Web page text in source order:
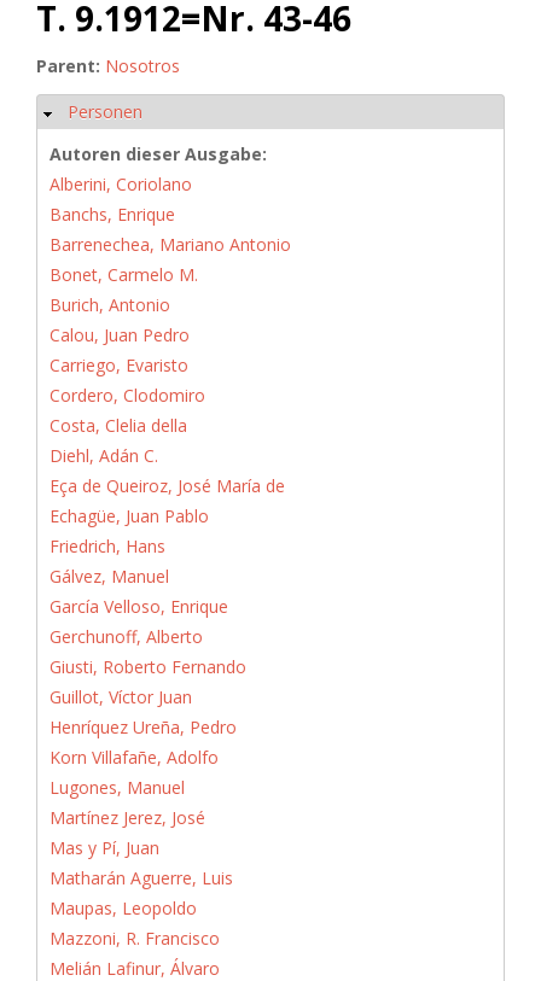
T. 9.1912=Nr. 43-46
Parent: Nosotros
Hide
Personen
Autoren dieser Ausgabe:
Alberini, Coriolano
Banchs, Enrique
Barrenechea, Mariano Antonio
Bonet, Carmelo M.
Burich, Antonio
Calou, Juan Pedro
Carriego, Evaristo
Cordero, Clodomiro
Costa, Clelia della
Diehl, Adán C.
Eça de Queiroz, José María de
Echagüe, Juan Pablo
Friedrich, Hans
Gálvez, Manuel
García Velloso, Enrique
Gerchunoff, Alberto
Giusti, Roberto Fernando
Guillot, Víctor Juan
Henríquez Ureña, Pedro
Korn Villafañe, Adolfo
Lugones, Manuel
Martínez Jerez, José
Mas y Pí, Juan
Matharán Aguerre, Luis
Maupas, Leopoldo
Mazzoni, R. Francisco
Melián Lafinur, Álvaro